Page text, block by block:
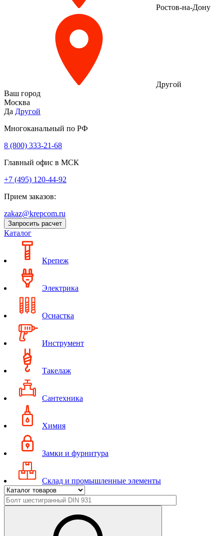
Ростов-на-Дону
Другой
Ваш город
Москва
Да Другой
Многоканальный по РФ
8 (800) 333‑21-68
Главный офис в МСК
+7 (495) 120-44-92
Прием заказов:
zakaz@krepcom.ru
Запросить расчет
Каталог
Крепеж
Электрика
Оснастка
Инструмент
Такелаж
Сантехника
Химия
Замки и фурнитура
Склад и промышленные элементы